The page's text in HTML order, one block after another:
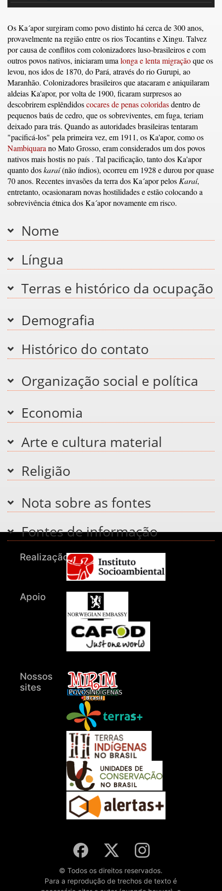
Os Ka´apor surgiram como povo distinto há cerca de 300 anos,
provavelmente na região entre os rios Tocantins e Xingu. Talvez
por causa de conflitos com colonizadores luso-brasileiros e com
outros povos nativos, iniciaram umalonga e lenta migraçãoque os
levou, nos idos de 1870, do Pará, através do rio Gurupi, ao
Maranhão. Colonizadores brasileiros que atacaram e aniquilaram
aldeias Ka'apor, por volta de 1900, ficaram surpresos ao
descobrirem esplêndidoscocares de penas coloridasdentro de
pequenos baús de cedro, que os sobreviventes, em fuga, teriam
deixado para trás. Quando as autoridades brasileiras tentaram
"pacificá-los" pela primeira vez, em 1911, os Ka'apor, como os
Nambiquarano Mato Grosso, eram considerados um dos povos
nativos mais hostis no país . Tal pacificação, tanto dos Ka'apor
quanto doskaraí(não índios), ocorreu em 1928 e durou por quase
70 anos. Recentes invasões da terra dos Ka´apor pelosKaraí,
entretanto, ocasionaram novas hostilidades e estão colocando a
sobrevivência étnica dos Ka´apor novamente em risco.
Nome
Língua
Terras e histórico da ocupação
Demografia
Histórico do contato
Organização social e política
Economia
Arte e cultura material
Religião
Nota sobre as fontes
Fontes de informação